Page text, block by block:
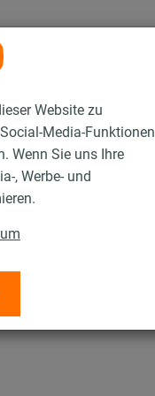
Website zu
Media-Funktionen
Wenn Sie uns Ihre
, Werbe- und